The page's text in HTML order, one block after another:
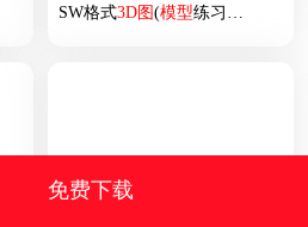
免费下载
SW格式3D图(模型练习题)-032